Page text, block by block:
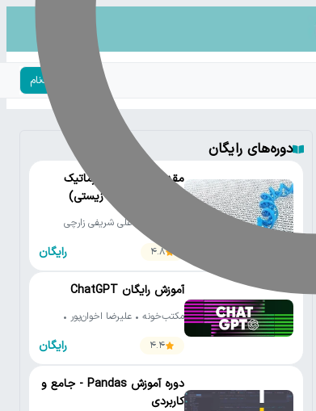
ورود | ثبت‌نام
دوره‌های رایگان
مقدمه‌ای بر بیوانفورماتیک
(تحلیل داده‌های زیستی)
مکتب‌خونه • علی شریفی زارچی
4.8
رایگان
آموزش رایگان ChatGPT
مکتب‌خونه • علیرضا اخوان‌پور •
4.4
رایگان
دوره آموزش Pandas - جامع و
کاربردی